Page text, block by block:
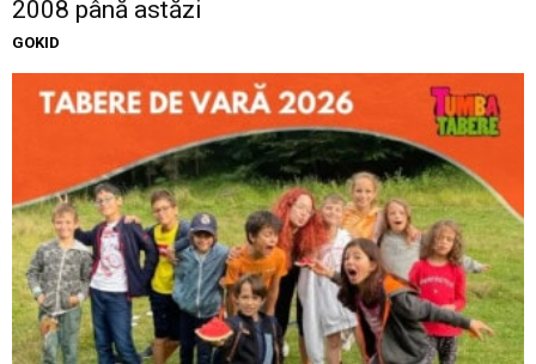
2008 până astăzi
GOKID